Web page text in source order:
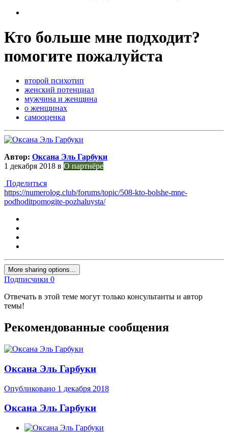
Кто больше мне подходит?
помогите пожалуйста
второй психотип
женский потенциал
мужчина и женщина
о женщинах
самооценка
Автор: Оксана Эль Гарбуки
1 декабря 2018 в О партнёре
Поделиться
https://numerolog.club/forums/topic/508-kto-bolshe-mne-
podhoditpomogite-pozhaluysta/
More sharing options...
Подписчики 0
Отвечать в этой теме могут только консультанты и автор
темы!
Рекомендованные сообщения
Оксана Эль Гарбуки
Опубликовано 1 декабря 2018
Оксана Эль Гарбуки